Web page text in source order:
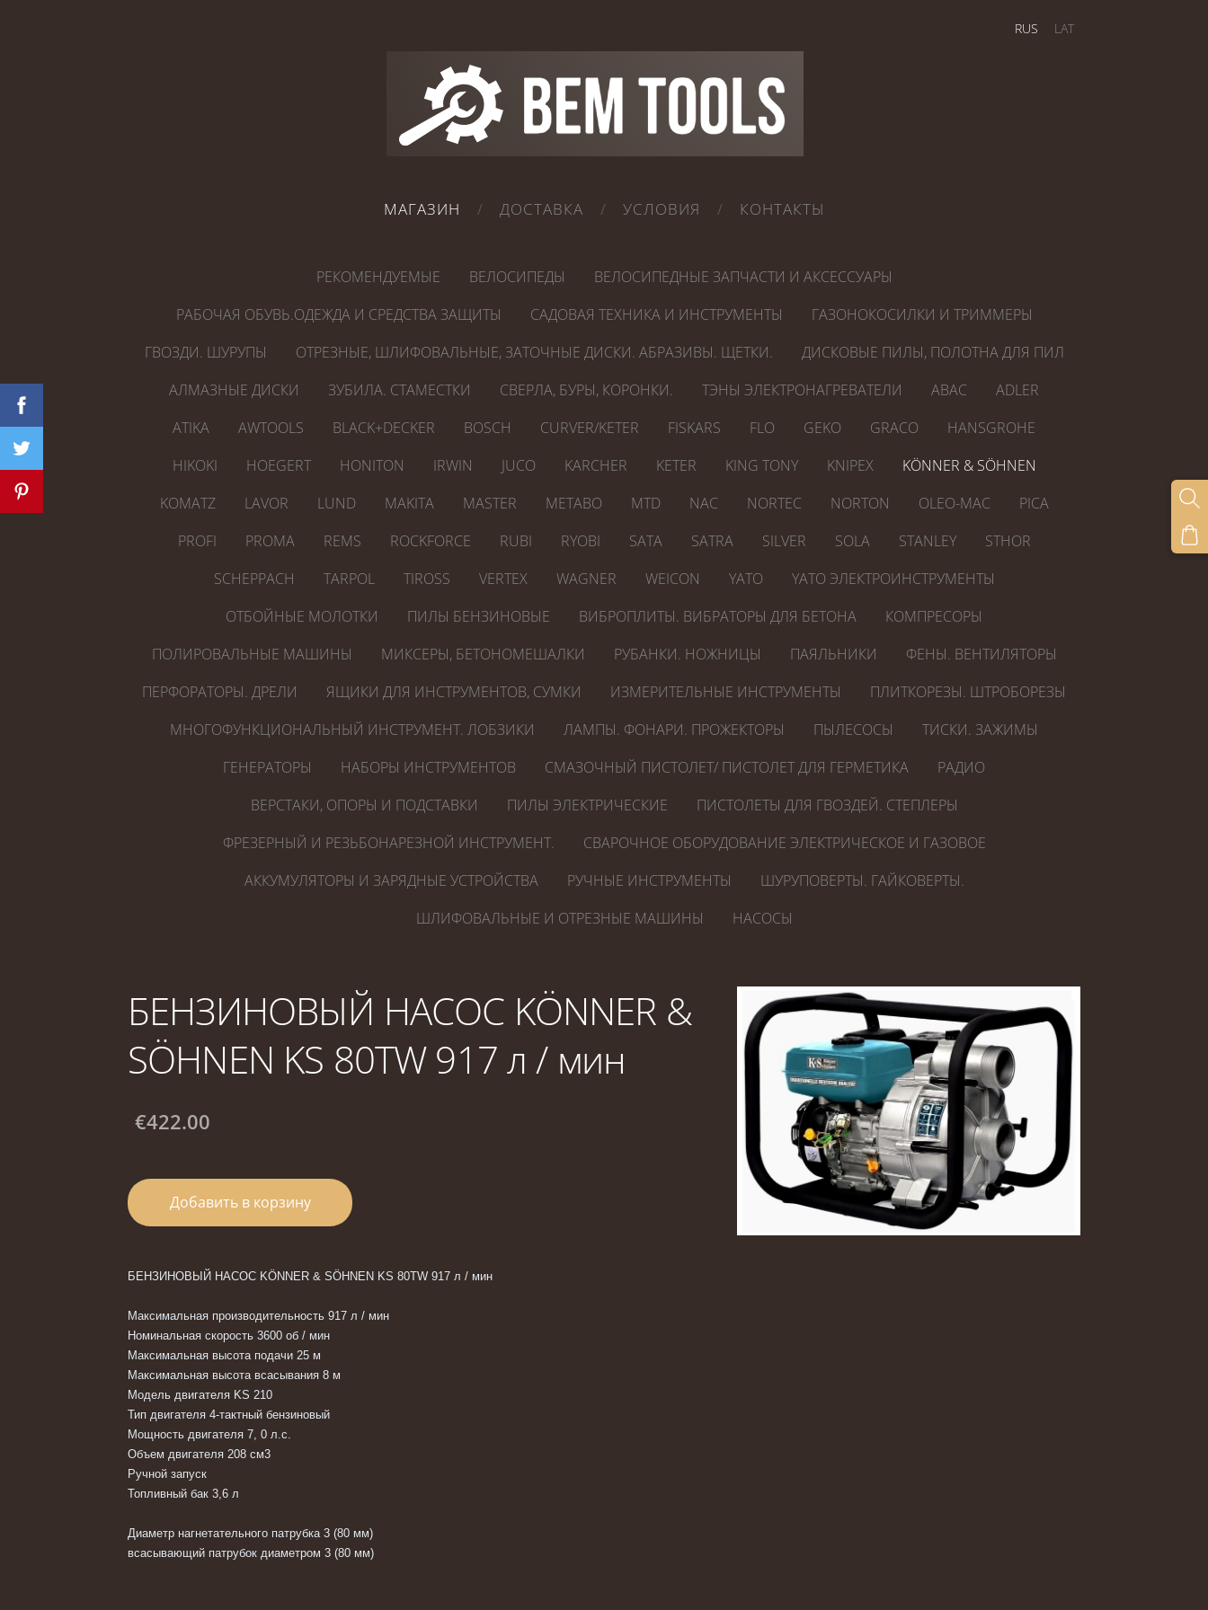
МАГАЗИН ДОСТАВКА УСЛОВИЯ КОНТАКТЫ
RUS LAT
РЕКОМЕНДУЕМЫЕ ВЕЛОСИПЕДЫ
ВЕЛОСИПЕДНЫЕ ЗАПЧАСТИ И АКСЕССУАРЫ
РАБОЧАЯ ОБУВЬ.ОДЕЖДА И СРЕДСТВА ЗАЩИТЫ
САДОВАЯ ТЕХНИКА И ИНСТРУМЕНТЫ
ГАЗОНОКОСИЛКИ И ТРИММЕРЫ
ГВОЗДИ. ШУРУПЫ
ОТРЕЗНЫЕ, ШЛИФОВАЛЬНЫЕ, ЗАТОЧНЫЕ ДИСКИ. АБРАЗИВЫ. ЩЕТКИ.
ДИСКОВЫЕ ПИЛЫ, ПОЛОТНА ДЛЯ ПИЛ
АЛМАЗНЫЕ ДИСКИ
ЗУБИЛА. СТАМЕСТКИ СВЕРЛА, БУРЫ, КОРОНКИ. ТЭНЫ ЭЛЕКТРОНАГРЕВАТЕЛИ ABAC
ADLER
ATIKA
AWTOOLS BLACK+DECKER BOSCH CURVER/KETER FISKARS FLO GEKO GRACO
HANSGROHE
HIKOKI
HOEGERT HONITON IRWIN JUCO KARCHER KETER KING TONY KNIPEX
KÖNNER & SÖHNEN
KOMATZ
LAVOR LUND MAKITA MASTER METABO MTD NAC NORTEC NORTON OLEO-MAC
PICA
PROFI
PROMA REMS ROCKFORCE RUBI RYOBI SATA SATRA SILVER SOLA STANLEY
STHOR
SCHEPPACH
TARPOL TIROSS VERTEX WAGNER WEICON YATO
YATO ЭЛЕКТРОИНСТРУМЕНТЫ
ОТБОЙНЫЕ МОЛОТКИ
ПИЛЫ БЕНЗИНОВЫЕ ВИБРОПЛИТЫ. ВИБРАТОРЫ ДЛЯ БЕТОНА
КОМПРЕСОРЫ
ПОЛИРОВАЛЬНЫЕ МАШИНЫ
МИКСЕРЫ, БЕТОНОМЕШАЛКИ РУБАНКИ. НОЖНИЦЫ ПАЯЛЬНИКИ
ФЕНЫ. ВЕНТИЛЯТОРЫ
ПЕРФОРАТОРЫ. ДРЕЛИ
ЯЩИКИ ДЛЯ ИНСТРУМЕНТОВ, СУМКИ ИЗМЕРИТЕЛЬНЫЕ ИНСТРУМЕНТЫ
ПЛИТКОРЕЗЫ. ШТРОБОРЕЗЫ
МНОГОФУНКЦИОНАЛЬНЫЙ ИНСТРУМЕНТ. ЛОБЗИКИ
ЛАМПЫ. ФОНАРИ. ПРОЖЕКТОРЫ ПЫЛЕСОСЫ
ТИСКИ. ЗАЖИМЫ
ГЕНЕРАТОРЫ
НАБОРЫ ИНСТРУМЕНТОВ СМАЗОЧНЫЙ ПИСТОЛЕТ/ ПИСТОЛЕТ ДЛЯ ГЕРМЕТИКА
РАДИО
ВЕРСТАКИ, ОПОРЫ И ПОДСТАВКИ
ПИЛЫ ЭЛЕКТРИЧЕСКИЕ
ПИСТОЛЕТЫ ДЛЯ ГВОЗДЕЙ. СТЕПЛЕРЫ
ФРЕЗЕРНЫЙ И РЕЗЬБОНАРЕЗНОЙ ИНСТРУМЕНТ.
СВАРОЧНОЕ ОБОРУДОВАНИЕ ЭЛЕКТРИЧЕСКОЕ И ГАЗОВОЕ
АККУМУЛЯТОРЫ И ЗАРЯДНЫЕ УСТРОЙСТВА
РУЧНЫЕ ИНСТРУМЕНТЫ
ШУРУПОВЕРТЫ. ГАЙКОВЕРТЫ.
ШЛИФОВАЛЬНЫЕ И ОТРЕЗНЫЕ МАШИНЫ
НАСОСЫ
БЕНЗИНОВЫЙ НАСОС KÖNNER &
SÖHNEN KS 80TW 917 л / мин
€422.00
Добавить в корзину
БЕНЗИНОВЫЙ НАСОС KÖNNER & SÖHNEN KS 80TW 917 л / мин
Максимальная производительность 917 л / мин
Номинальная скорость 3600 об / мин
Максимальная высота подачи 25 м
Максимальная высота всасывания 8 м
Модель двигателя KS 210
Тип двигателя 4-тактный бензиновый
Мощность двигателя 7, 0 л.с.
Объем двигателя 208 см3
Ручной запуск
Топливный бак 3,6 л
Диаметр нагнетательного патрубка 3 (80 мм)
всасывающий патрубок диаметром 3 (80 мм)